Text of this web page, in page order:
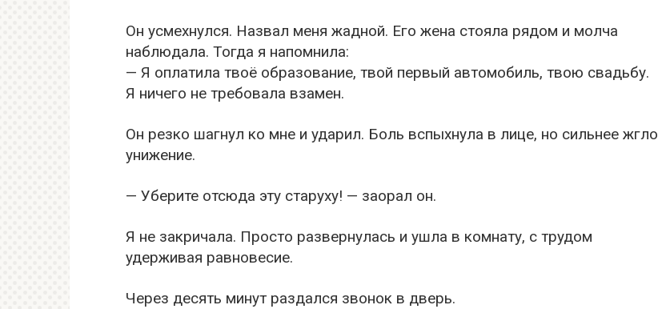
Он усмехнулся. Назвал меня жадной. Его жена стояла рядом и молча
наблюдала. Тогда я напомнила:
— Я оплатила твоё образование, твой первый автомобиль, твою свадьбу.
Я ничего не требовала взамен.
Он резко шагнул ко мне и ударил. Боль вспыхнула в лице, но сильнее жгло
унижение.
— Уберите отсюда эту старуху! — заорал он.
Я не закричала. Просто развернулась и ушла в комнату, с трудом
удерживая равновесие.
Через десять минут раздался звонок в дверь.